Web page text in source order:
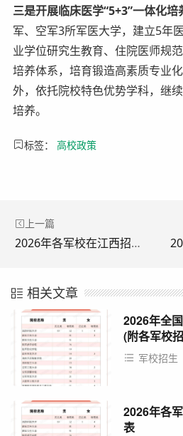
三是开展临床医学“5+3”一体化培
军、空军3所军医大学，建立5年
业学位研究生教育、住院医师规
培养体系，培育锻造高素质专业
外，依托院校特色优势学科，继
培养。
标签： 高校政策
上一篇
2026年各军校在江西招生计划一览表
相关文章
2026年全
(附各军校
军校招生
2026年各
表